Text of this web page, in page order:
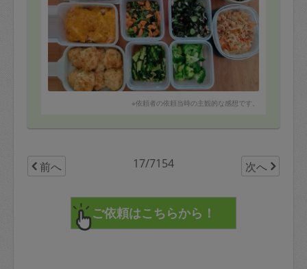
※依頼者の依頼当時の主観的な感想です。
前へ 17/7154 次へ